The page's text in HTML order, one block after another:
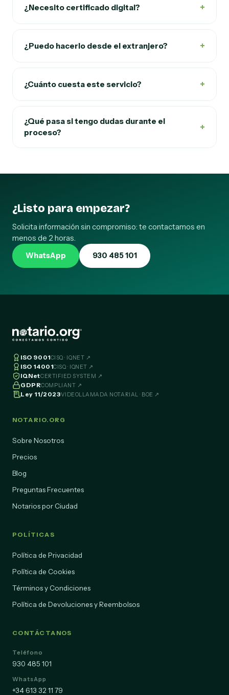
¿Necesito certificado digital? +
¿Puedo hacerlo desde el extranjero? +
¿Cuánto cuesta este servicio? +
¿Qué pasa si tengo dudas durante el
proceso?
+
¿Listo para empezar?
Solicita información sin compromiso: te contactamos en
menos de 2 horas.
WhatsApp 930 485 101
ISO 9001CISQ · IQNET ↗
ISO 14001CISQ · IQNET ↗
IQNetCERTIFIED SYSTEM ↗
GDPRCOMPLIANT ↗
Ley 11/2023VIDEOLLAMADA NOTARIAL · BOE ↗
NOTARIO.ORG
Sobre Nosotros
Precios
Blog
Preguntas Frecuentes
Notarios por Ciudad
POLÍTICAS
Política de Privacidad
Política de Cookies
Términos y Condiciones
Política de Devoluciones y Reembolsos
CONTÁCTANOS
Teléfono
930 485 101
WhatsApp
+34 613 32 11 79